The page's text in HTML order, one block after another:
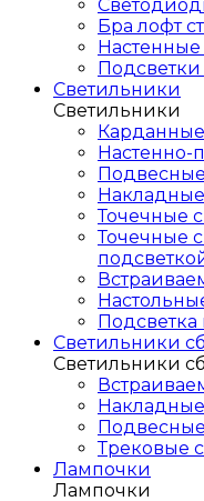
Бра лофт
Подсветки
Светильники
Светильники
Настенно-
Точечные
Точечные
Подсветка
Светильники
Светильники
Трековые
Лампочки
Лампочки